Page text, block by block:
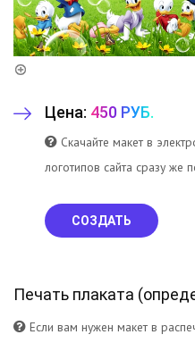
Цена: 450 РУБ.
Скачайте макет в
логотипов сайта сразу же
СОЗДАТЬ
Печать плаката (
Если вам нужен макет в